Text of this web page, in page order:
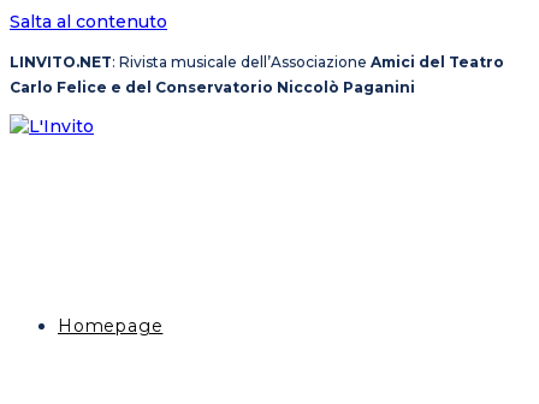
Salta al contenuto
LINVITO.NET: Rivista musicale dell’Associazione Amici del Teatro
Carlo Felice e del Conservatorio Niccolò Paganini
Homepage